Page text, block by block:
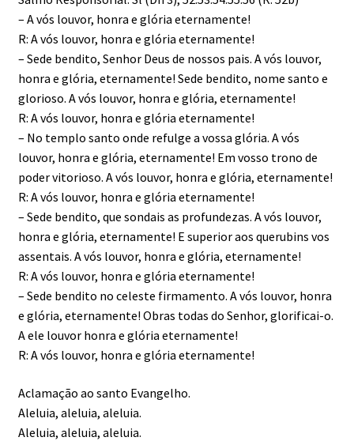
– A vós louvor, honra e glória eternamente!
R: A vós louvor, honra e glória eternamente!
– Sede bendito, Senhor Deus de nossos pais. A vós louvor,
honra e glória, eternamente! Sede bendito, nome santo e
glorioso. A vós louvor, honra e glória, eternamente!
R: A vós louvor, honra e glória eternamente!
– No templo santo onde refulge a vossa glória. A vós
louvor, honra e glória, eternamente! Em vosso trono de
poder vitorioso. A vós louvor, honra e glória, eternamente!
R: A vós louvor, honra e glória eternamente!
– Sede bendito, que sondais as profundezas. A vós louvor,
honra e glória, eternamente! E superior aos querubins vos
assentais. A vós louvor, honra e glória, eternamente!
R: A vós louvor, honra e glória eternamente!
– Sede bendito no celeste firmamento. A vós louvor, honra
e glória, eternamente! Obras todas do Senhor, glorificai-o.
A ele louvor honra e glória eternamente!
R: A vós louvor, honra e glória eternamente!
Aclamação ao santo Evangelho.
Aleluia, aleluia, aleluia.
Aleluia, aleluia, aleluia.